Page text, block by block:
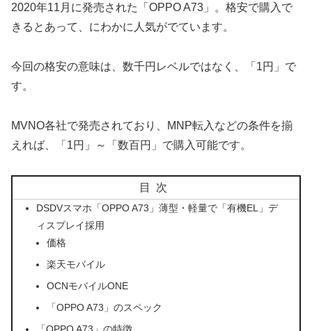
2020年11月に発売された「OPPO A73」。格安で購入で
きるとあって、にわかに人気がでています。
今回の格安の意味は、数千円レベルではなく、「1円」で
す。
MVNO各社で発売されており、MNP転入などの条件を揃
えれば、「1円」～「数百円」で購入可能です。
目次
DSDVスマホ「OPPO A73」薄型・軽量で「有機EL」デ
ィスプレイ採用
価格
楽天モバイル
OCNモバイルONE
「OPPO A73」のスペック
「OPPO A73」の特徴